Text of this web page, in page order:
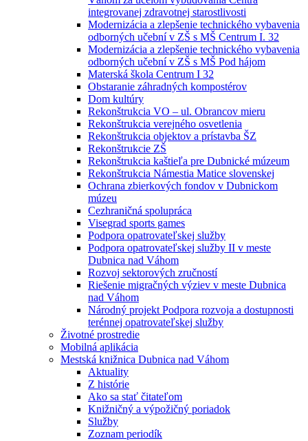
integrovanej zdravotnej starostlivosti
Modernizácia a zlepšenie technického vybavenia
odborných učební v ZŠ s MŠ Centrum I. 32
Modernizácia a zlepšenie technického vybavenia
odborných učební v ZŠ s MŠ Pod hájom
Materská škola Centrum I 32
Obstaranie záhradných kompostérov
Dom kultúry
Rekonštrukcia VO – ul. Obrancov mieru
Rekonštrukcia verejného osvetlenia
Rekonštrukcia objektov a prístavba ŠZ
Rekonštrukcie ZŠ
Rekonštrukcia kaštieľa pre Dubnické múzeum
Rekonštrukcia Námestia Matice slovenskej
Ochrana zbierkových fondov v Dubnickom
múzeu
Cezhraničná spolupráca
Visegrad sports games
Podpora opatrovateľskej služby
Podpora opatrovateľskej služby II v meste
Dubnica nad Váhom
Rozvoj sektorových zručností
Riešenie migračných výziev v meste Dubnica
nad Váhom
Národný projekt Podpora rozvoja a dostupnosti
terénnej opatrovateľskej služby
Životné prostredie
Mobilná aplikácia
Mestská knižnica Dubnica nad Váhom
Aktuality
Z histórie
Ako sa stať čitateľom
Knižničný a výpožičný poriadok
Služby
Zoznam periodík